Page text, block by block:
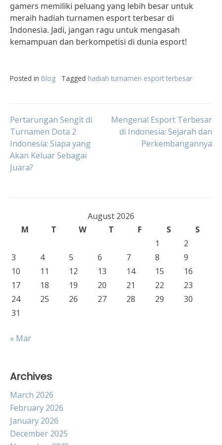
gamers memiliki peluang yang lebih besar untuk
meraih hadiah turnamen esport terbesar di
Indonesia. Jadi, jangan ragu untuk mengasah
kemampuan dan berkompetisi di dunia esport!
Posted in Blog Tagged hadiah turnamen esport terbesar
Post
navigation
Pertarungan Sengit di
Turnamen Dota 2
Indonesia: Siapa yang
Akan Keluar Sebagai
Juara?
Mengenal Esport Terbesar
di Indonesia: Sejarah dan
Perkembangannya
August 2026
M
T W T F S
S
1
2
3
4 5 6 7 8
9
10
11 12 13 14 15
16
17
18 19 20 21 22
23
24
25 26 27 28 29
30
31
« Mar
Archives
March 2026
February 2026
January 2026
December 2025